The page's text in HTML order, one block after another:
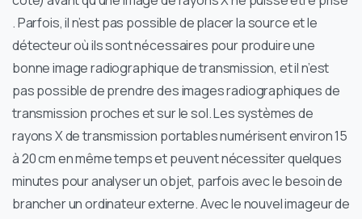
. Parfois, il n’est pas possible de placer la source et le
détecteur où ils sont nécessaires pour produire une
bonne image radiographique de transmission, et il n’est
pas possible de prendre des images radiographiques de
transmission proches et sur le sol. Les systèmes de
rayons X de transmission portables numérisent environ 15
à 20 cm en même temps et peuvent nécessiter quelques
minutes pour analyser un objet, parfois avec le besoin de
brancher un ordinateur externe. Avec le nouvel imageur de